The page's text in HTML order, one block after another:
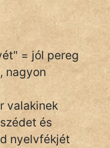
= jól pereg
nagyon
valakinek
és
nyelvfékjét